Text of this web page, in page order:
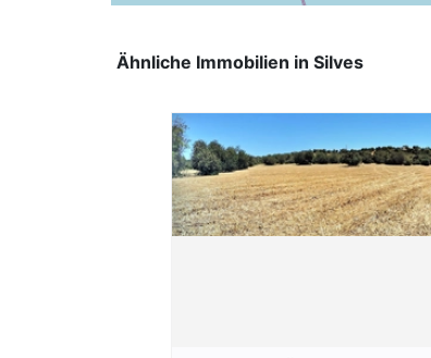
Ähnliche Immobilien in Silves